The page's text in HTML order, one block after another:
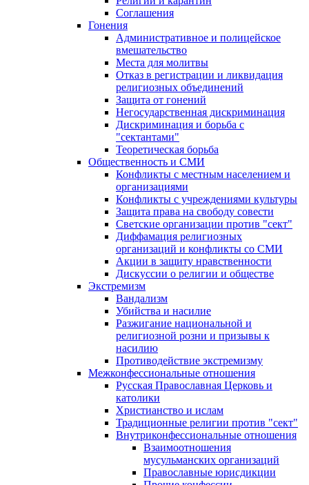
Соглашения
Гонения
Административное и полицейское
вмешательство
Места для молитвы
Отказ в регистрации и ликвидация
религиозных объединений
Защита от гонений
Негосударственная дискриминация
Дискриминация и борьба с
"сектантами"
Теоретическая борьба
Общественность и СМИ
Конфликты с местным населением и
организациями
Конфликты с учреждениями культуры
Защита права на свободу совести
Светские организации против "сект"
Диффамация религиозных
организаций и конфликты со СМИ
Акции в защиту нравственности
Дискуссии о религии и обществе
Экстремизм
Вандализм
Убийства и насилие
Разжигание национальной и
религиозной розни и призывы к
насилию
Противодействие экстремизму
Межконфессиональные отношения
Русская Православная Церковь и
католики
Христианство и ислам
Традиционные религии против "сект"
Внутриконфессиональные отношения
Взаимоотношения
мусульманских организаций
Православные юрисдикции